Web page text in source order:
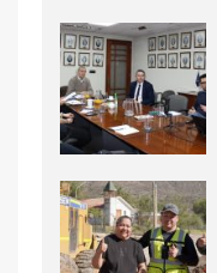
4
5